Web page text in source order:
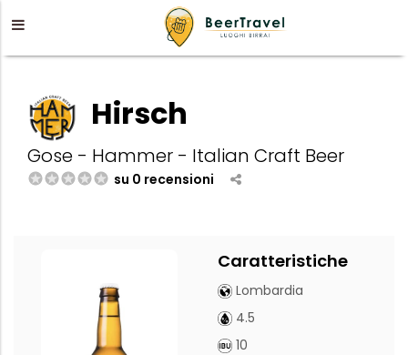
Hirsch
Gose - Hammer - Italian Craft Beer
su 0 recensioni
Caratteristiche
Lombardia
4.5
10